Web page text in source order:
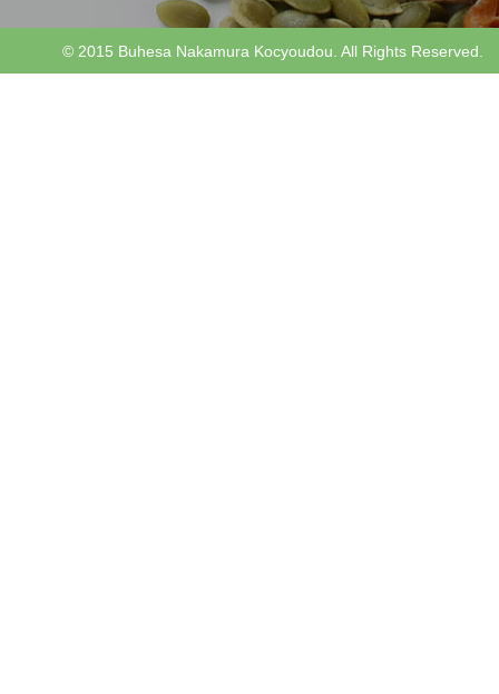
© 2015 Buhesa Nakamura Kocyoudou. All Rights Reserved.